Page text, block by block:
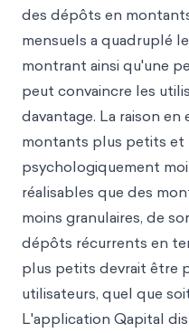
des dépôts en
mensuels a quadruplé
montrant ainsi qu'une
peut convaincre les
davantage. La raison
montants plus petits et
psychologiquement
réalisables que des
moins granulaires, de
dépôts récurrents en
plus petits devrait être
utilisateurs, quel que
L'application Qapital